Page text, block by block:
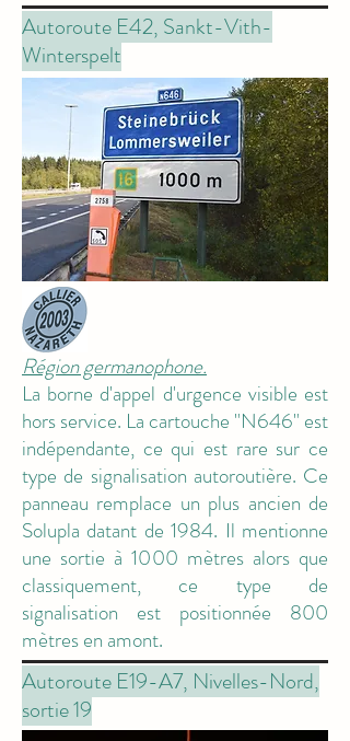
M8
Autoroute E42, Sankt-Vith-
Winterspelt
Région germanophone.
La borne d'appel d'urgence visible est
hors service. La cartouche "N646" est
indépendante, ce qui est rare sur ce
type de signalisation autoroutière. Ce
panneau remplace un plus ancien de
Solupla datant de 1984. Il mentionne
une sortie à 1000 mètres alors que
classiquement, ce type de
signalisation est positionnée 800
mètres en amont.
Autoroute E19-A7, Nivelles-Nord,
sortie 19